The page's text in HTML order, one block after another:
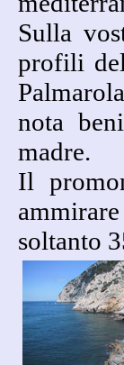
Sulla
profili
nota
madre.
Il
soltanto